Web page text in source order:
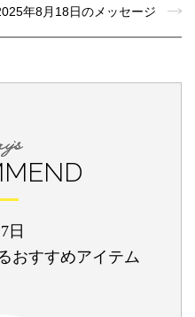
年8月18日のメッセージ
日
おすすめアイテム